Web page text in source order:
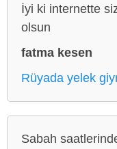
İyi ki internette
olsun
fatma kesen
Rüyada yelek
Sabah